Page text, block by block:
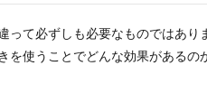
って必ずしも必要なものではあ
を使うことでどんな効果があるの